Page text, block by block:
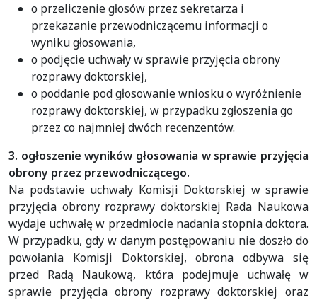
o przeliczenie głosów przez sekretarza i
przekazanie przewodniczącemu informacji o
wyniku głosowania,
o podjęcie uchwały w sprawie przyjęcia obrony
rozprawy doktorskiej,
o poddanie pod głosowanie wniosku o wyróżnienie
rozprawy doktorskiej, w przypadku zgłoszenia go
przez co najmniej dwóch recenzentów.
3. ogłoszenie wyników głosowania w sprawie przyjęcia
obrony przez przewodniczącego.
Na podstawie uchwały Komisji Doktorskiej w sprawie
przyjęcia obrony rozprawy doktorskiej Rada Naukowa
wydaje uchwałę w przedmiocie nadania stopnia doktora.
W przypadku, gdy w danym postępowaniu nie doszło do
powołania Komisji Doktorskiej, obrona odbywa się
przed Radą Naukową, która podejmuje uchwałę w
sprawie przyjęcia obrony rozprawy doktorskiej oraz